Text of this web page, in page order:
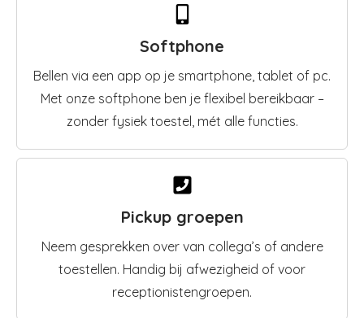
Softphone
Bellen via een app op je smartphone, tablet of pc.
Met onze softphone ben je flexibel bereikbaar –
zonder fysiek toestel, mét alle functies.
Pickup groepen
Neem gesprekken over van collega’s of andere
toestellen. Handig bij afwezigheid of voor
receptionistengroepen.